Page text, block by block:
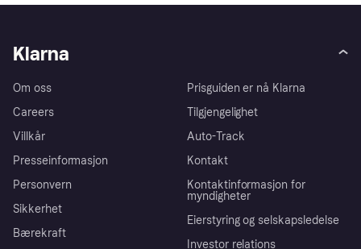
Klarna
Om oss
Careers
Villkår
Presseinformasjon
Personvern
Sikkerhet
Bærekraft
Prisguiden er nå Klarna
Tilgjengelighet
Auto-Track
Kontakt
Kontaktinformasjon for
myndigheter
Eierstyring og selskapsledelse
Investor relations